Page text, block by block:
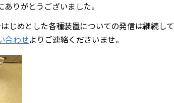
りがとうございました。
じめとした各種装置についての発信は継続して
合わせよりご連絡くださいませ。